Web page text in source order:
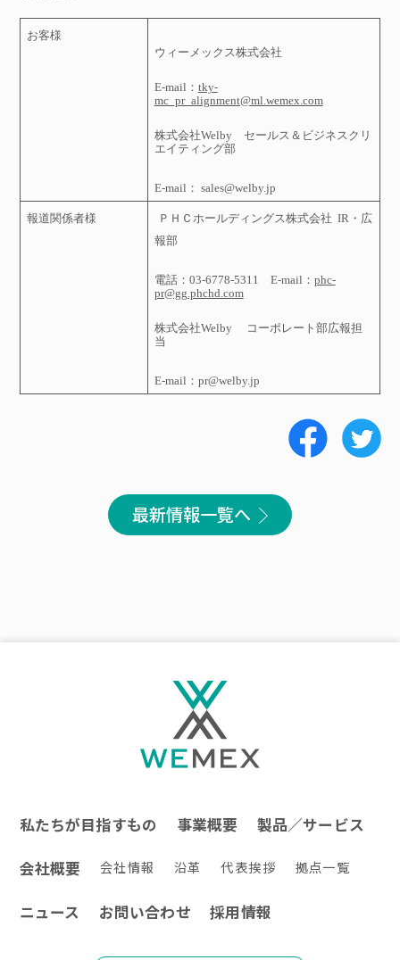
お客様
ウィーメックス株式会社
E-mail ： tky-
mc_pr_alignment@ml.wemex.com
株式会社Welbyセールス＆ビジネスクリ
エイティング部
E-mail ： sales@welby.jp
報道関係者様 ＰＨＣホールディングス株式会社 IR・広
報部
電話： 03-6778-5311 E-mail ： phc-
pr@gg.phchd.com
株式会社Welby
コーポレート部広報担
当
E-mail ： pr@welby.jp
最新情報一覧へ
私たちが目指すもの 事業概要 製品／サービス
会社概要 会社情報 沿革 代表挨拶 拠点一覧
ニュース お問い合わせ 採用情報